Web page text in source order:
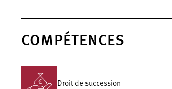
COMPÉTENCES
Droit de succession